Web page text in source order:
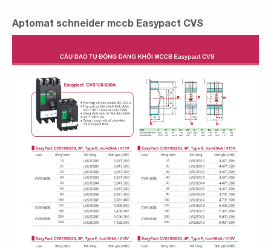
Aptomat schneider mccb Easypact CVS